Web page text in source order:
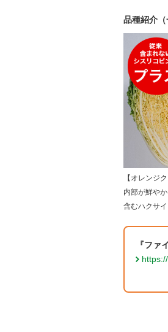
品種紹介（
【オレンジク
内部が鮮や
含むハクサイ
『ファ